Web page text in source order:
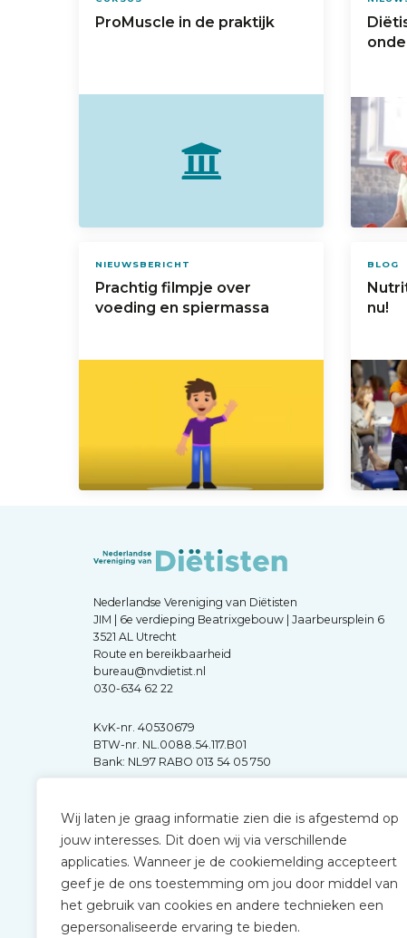
Wij laten je graag informatie zien die is afgestemd op
jouw interesses. Dit doen wij via verschillende
applicaties. Wanneer je de cookiemelding accepteert
geef je de ons toestemming om jou door middel van
het gebruik van cookies en andere technieken een
gepersonaliseerde ervaring te bieden.
ProMuscle in de praktijk
NIEUWSBERICHT
Prachtig filmpje over
voeding en spiermassa
BLOG
nu!
Nederlandse Vereniging van Diëtisten
JIM | 6e verdieping Beatrixgebouw | Jaarbeursplein 6
3521 AL Utrecht
Route en bereikbaarheid
bureau@nvdietist.nl
030-634 62 22
KvK-nr. 40530679
BTW-nr. NL.0088.54.117.B01
Bank: NL97 RABO 013 54 05 750